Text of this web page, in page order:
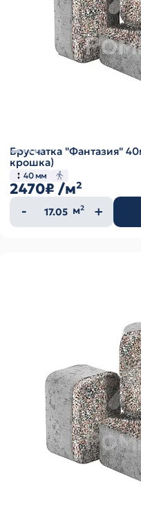
Брусчатка "Фантазия"
крошка)
40 мм
2470₽ /м²
Количество
товара
м²